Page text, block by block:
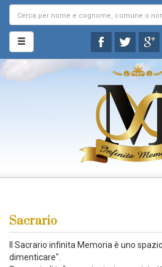
Sacrario
Il Sacrario infinita Memoria è uno
dimenticare".